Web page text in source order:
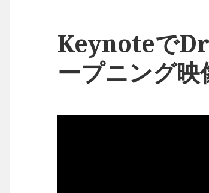
Keynoteで
ープニング